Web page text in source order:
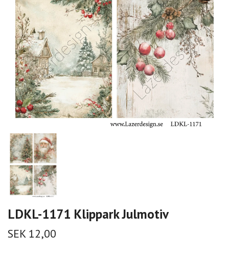
LDKL-1171 Klippark Julmotiv
SEK 12,00